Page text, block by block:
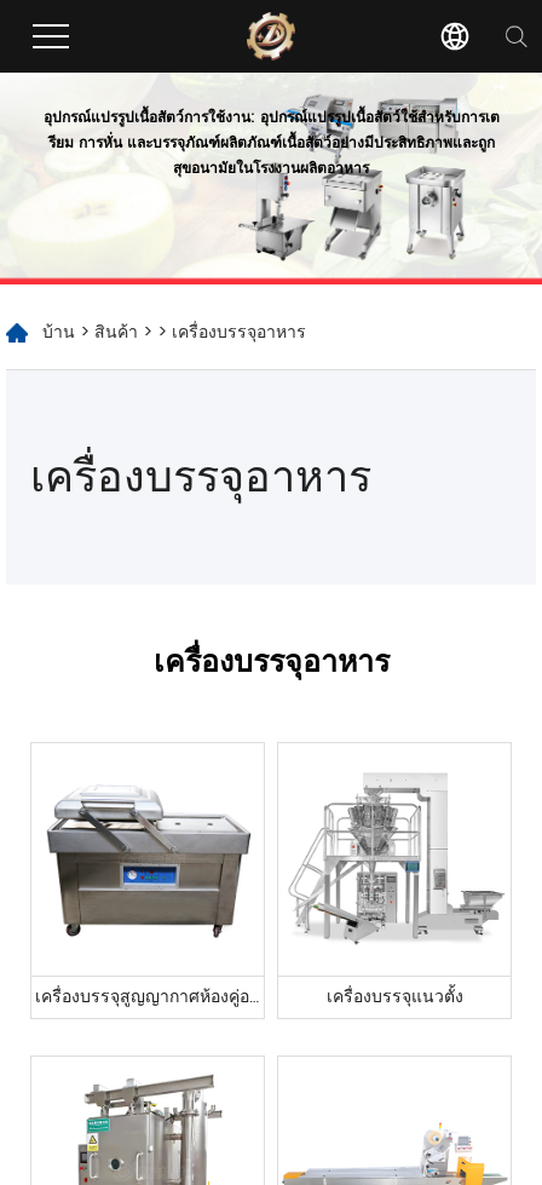
อุปกรณ์แปรรูปเนื้อสัตว์การใช้งาน: อุปกรณ์แปรรูปเนื้อสัตว์ใช้สำหรับการเต
รียม การหั่น และบรรจุภัณฑ์ผลิตภัณฑ์เนื้อสัตว์อย่างมีประสิทธิภาพและถูก
สุขอนามัยในโรงงานผลิตอาหาร
บ้าน > สินค้า > > เครื่องบรรจุอาหาร
เครื่องบรรจุอาหาร
เครื่องบรรจุอาหาร
เครื่องบรรจุสูญญากาศห้องคู่อาหาร เครื่องบรรจุแนวตั้ง